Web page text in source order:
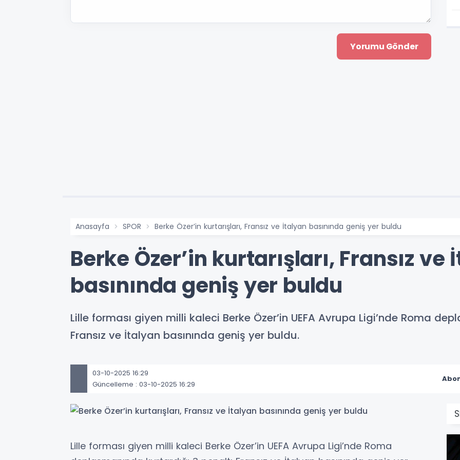
Anasayfa SPOR Berke Özer’in kurtarışları, Fransız ve İtalyan basınında geniş yer buldu
Berke Özer’in kurtarışları, Fransız ve
basınında geniş yer buldu
Lille forması giyen milli kaleci Berke Özer’in UEFA Avrupa Ligi’nde Roma
Fransız ve İtalyan basınında geniş yer buldu.
03-10-2025 16:29
Güncelleme : 03-10-2025 16:29
Lille forması giyen milli kaleci Berke Özer’in UEFA Avrupa Ligi’nde Roma